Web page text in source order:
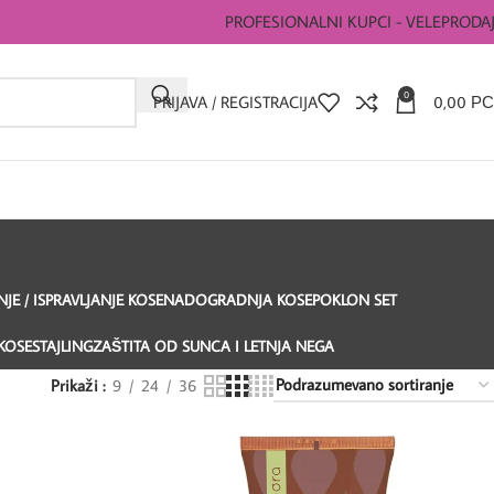
PROFESIONALNI KUPCI -
PRIJAVA / REGISTRACIJA 0 0,00
/ ISPRAVLJANJE KOSENADOGRADNJA KOSEPOKLON SET
STAJLINGZAŠTITA OD SUNCA I LETNJA NEGA
Prikaži 9 24 36